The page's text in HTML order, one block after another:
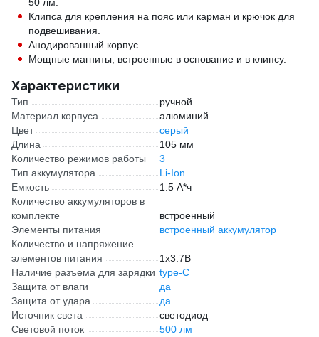
Клипса для крепления на пояс или карман и крючок для
подвешивания.
Анодированный корпус.
Мощные магниты, встроенные в основание и в клипсу.
Характеристики
Тип
ручной
Материал корпуса
алюминий
Цвет
серый
Длина
105 мм
Количество режимов работы
3
Тип аккумулятора
Li-Ion
Емкость
1.5 А*ч
Количество аккумуляторов в
комплекте
встроенный
Элементы питания
встроенный аккумулятор
Количество и напряжение
элементов питания
1х3.7В
Наличие разъема для зарядки type-C
Защита от влаги
да
Защита от удара
да
Источник света
светодиод
Световой поток
500 лм